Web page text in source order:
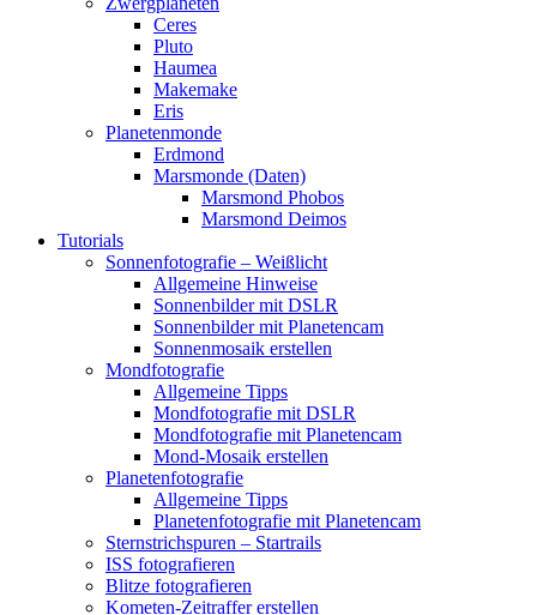
Ceres
Pluto
Haumea
Makemake
Eris
Planetenmonde
Erdmond
Marsmonde (Daten)
Marsmond Phobos
Marsmond Deimos
Tutorials
Sonnenfotografie – Weißlicht
Allgemeine Hinweise
Sonnenbilder mit DSLR
Sonnenbilder mit Planetencam
Sonnenmosaik erstellen
Mondfotografie
Allgemeine Tipps
Mondfotografie mit DSLR
Mondfotografie mit Planetencam
Mond-Mosaik erstellen
Planetenfotografie
Allgemeine Tipps
Planetenfotografie mit Planetencam
Sternstrichspuren – Startrails
ISS fotografieren
Blitze fotografieren
Kometen-Zeitraffer erstellen